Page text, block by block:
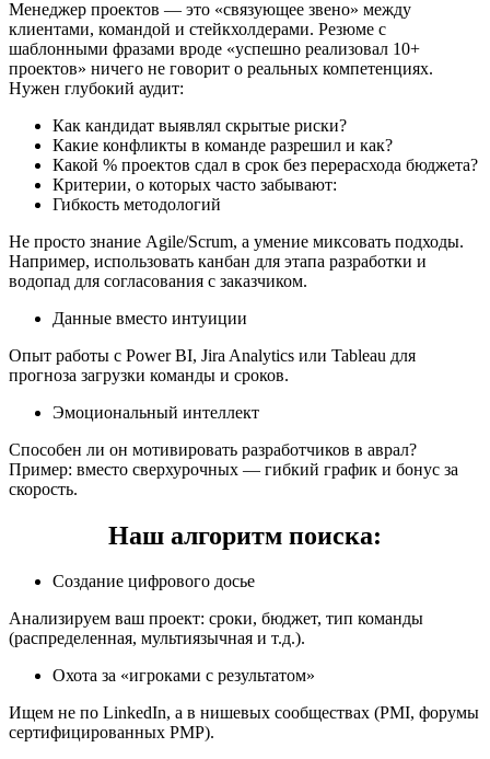
Менеджер проектов — это «связующее звено» между
клиентами, командой и стейкхолдерами. Резюме с
шаблонными фразами вроде «успешно реализовал 10+
проектов» ничего не говорит о реальных компетенциях.
Нужен глубокий аудит:
Как кандидат выявлял скрытые риски?
Какие конфликты в команде разрешил и как?
Какой % проектов сдал в срок без перерасхода бюджета?
Критерии, о которых часто забывают:
Гибкость методологий
Не просто знание Agile/Scrum, а умение миксовать подходы.
Например, использовать канбан для этапа разработки и
водопад для согласования с заказчиком.
Данные вместо интуиции
Опыт работы с Power BI, Jira Analytics или Tableau для
прогноза загрузки команды и сроков.
Эмоциональный интеллект
Способен ли он мотивировать разработчиков в аврал?
Пример: вместо сверхурочных — гибкий график и бонус за
скорость.
Наш алгоритм поиска:
Создание цифрового досье
Анализируем ваш проект: сроки, бюджет, тип команды
(распределенная, мультиязычная и т.д.).
Охота за «игроками с результатом»
Ищем не по LinkedIn, а в нишевых сообществах (PMI, форумы
сертифицированных PMP).